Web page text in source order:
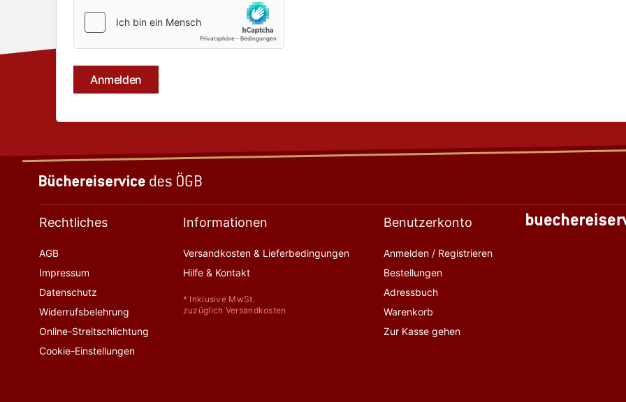
Rechtliches
AGB
Impressum
Datenschutz
Widerrufsbelehrung
Online-Streitschlichtung
Cookie-Einstellungen
Informationen
Versandkosten & Lieferbedingungen
Hilfe & Kontakt
* Inklusive MwSt.
zuzüglich Versandkosten
Benutzerkonto
Anmelden / Registrieren
Bestellungen
Adressbuch
Warenkorb
Zur Kasse gehen